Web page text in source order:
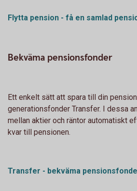
Flytta pension - få en samlad
Bekväma pensionsfonder
Ett enkelt sätt att spara till din
generationsfonder Transfer. I dessa
mellan aktier och räntor automatiskt
kvar till pensionen.
Transfer - bekväma